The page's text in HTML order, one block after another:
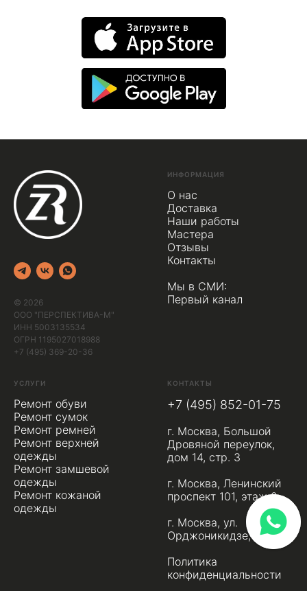
© 2026
ООО "ПЕРСПЕКТИВА-М"
ИНН 5003135534
ОГРН 1195027018988
+7 (495) 369-20-36
ИНФОРМАЦИЯ
О нас
Доставка
Наши работы
Мастера
Отзывы
Контакты
Мы в СМИ:
Первый канал
УСЛУГИ
Ремонт обуви
Ремонт сумок
Ремонт ремней
Ремонт верхней
одежды
Ремонт замшевой
одежды
Ремонт кожаной
одежды
КОНТАКТЫ
+7 (495) 852-01-75
г. Москва, Большой
Дровяной переулок,
дом 14, стр. 3
г. Москва, Ленинский
проспект 101, этаж 2
г. Москва, ул.
Орджоникидзе, д.1
Политика
конфиденциальности